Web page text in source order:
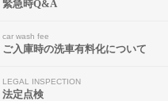
緊急時Q&A
car wash fee
ご入庫時の洗車有料化について
LEGAL INSPECTION
法定点検